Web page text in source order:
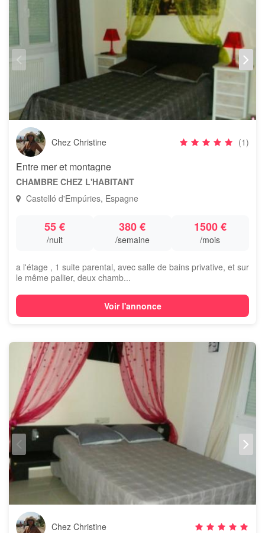
Chez Christine (1)
Entre mer et montagne
CHAMBRE CHEZ L'HABITANT
Castelló d'Empúries, Espagne
55 €
/nuit
380 €
/semaine
1500 €
/mois
a l'étage , 1 suite parental, avec salle de bains privative, et sur
le même pallier, deux chamb...
Voir l'annonce
Chez Christine